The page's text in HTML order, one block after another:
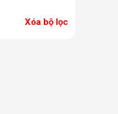
Xóa bộ lọc